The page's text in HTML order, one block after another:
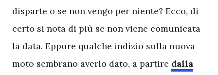
disparte o se non vengo per niente? Ecco, di
certo si nota di più se non viene comunicata
la data. Eppure qualche indizio sulla nuova
moto sembrano averlo dato, a partire dalla